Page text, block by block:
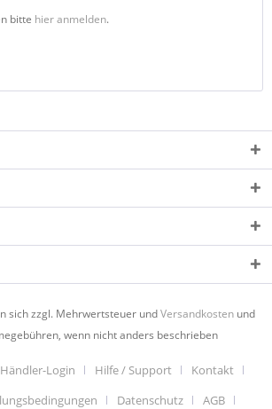
bitte hier anmelden.
sich zzgl. Mehrwertsteuer undVersandkostenund
wenn nicht anders beschrieben
Händler-Login Hilfe / Support
Kontakt
Datenschutz AGB